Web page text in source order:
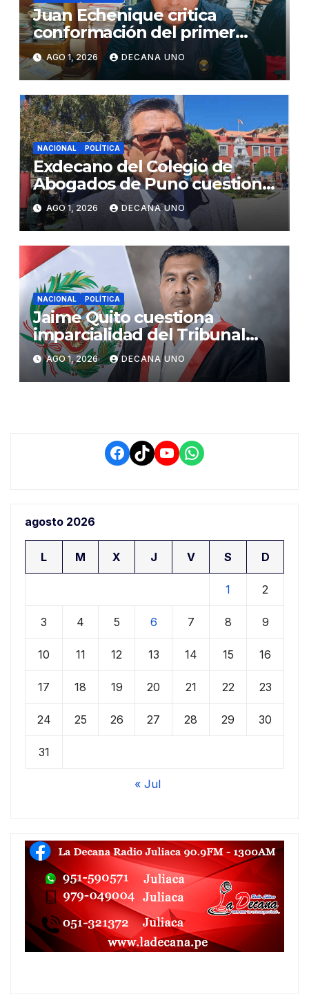
Juan Echenique critica
conformación del primer
gabinete ministerial de Keiko
Fujimori
AGO 1, 2026 DECANA UNO
NACIONAL POLÍTICA
Exdecano del Colegio de
Abogados de Puno cuestiona
propuestas sobre seguridad
ciudadana
AGO 1, 2026 DECANA UNO
NACIONAL POLÍTICA
Jaime Quito cuestiona
imparcialidad del Tribunal
Constitucional tras liberación
de Ollanta Humala
AGO 1, 2026 DECANA UNO
Facebook
TikTokYouTube
WhatsApp
agosto 2026
L M X J V S D
1 2
3 4 5 6 7 8 9
10 11 12 13 14 15 16
17 18 19 20 21 22 23
24 25 26 27 28 29 30
31
« Jul